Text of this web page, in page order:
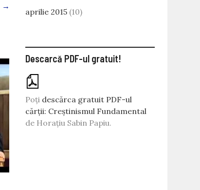
→
aprilie 2015 (10)
Descarcă PDF-ul gratuit!
Poți descărca gratuit PDF-ul
cărții: Creștinismul Fundamental
de Horațiu Sabin Papiu.